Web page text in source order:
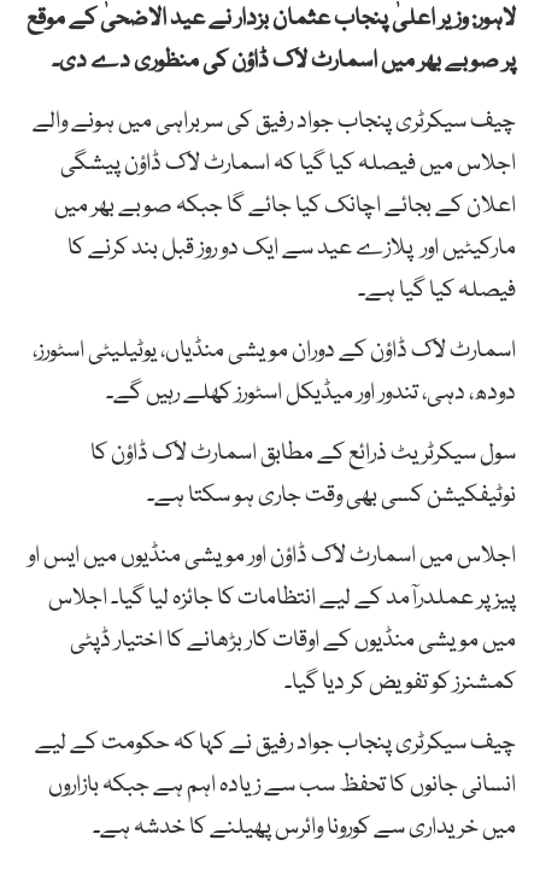
لاہور: وزیر اعلیٰ پنجاب عثمان بزدار نے عید الاضحیٰ کے موقع
پر صوبے بھر میں اسمارٹ لاک ڈاؤن کی منظوری دے دی۔
چیف سیکرٹری پنجاب جواد رفیق کی سربراہی میں ہونے والے
اجلاس میں فیصلہ کیا گیا کہ اسمارٹ لاک ڈاؤن پیشگی
اعلان کے بجائے اچانک کیا جائے گا جبکہ صوبے بھر میں
مارکیٹیں اور پلازے عید سے ایک دو روز قبل بند کرنے کا
فیصلہ کیا گیا ہے۔
اسمارٹ لاک ڈاؤن کے دوران مویشی منڈیاں، یوٹیلیٹی اسٹورز،
دودھ، دہی، تندور اور میڈیکل اسٹورز کھلے رہیں گے۔
سول سیکرٹریٹ ذرائع کے مطابق اسمارٹ لاک ڈاؤن کا
نوٹیفکیشن کسی بھی وقت جاری ہو سکتا ہے۔
اجلاس میں اسمارٹ لاک ڈاؤن اور مویشی منڈیوں میں ایس او
پیز پر عملدرآمد کے لیے انتظامات کا جائزہ لیا گیا۔ اجلاس
میں مویشی منڈیوں کے اوقات کار بڑھانے کا اختیار ڈپٹی
کمشنرز کو تفویض کر دیا گیا۔
چیف سیکرٹری پنجاب جواد رفیق نے کہا کہ حکومت کے لیے
انسانی جانوں کا تحفظ سب سے زیادہ اہم ہے جبکہ بازاروں
میں خریداری سے کورونا وائرس پھیلنے کا خدشہ ہے۔